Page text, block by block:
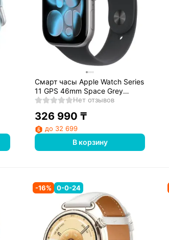
Смарт часы Apple Watch Series
11 GPS 46mm Space Grey
Aluminium Case with Black Sport
Нет отзывов
326 990 ₸
до 32 699
В корзину
-16% 0-0-24